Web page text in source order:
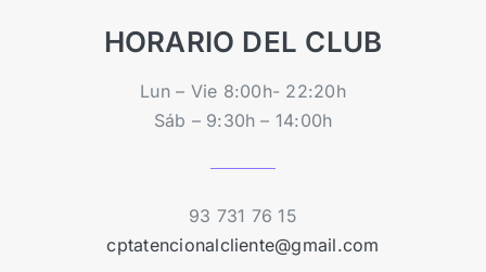
HORARIO DEL CLUB
Lun – Vie 8:00h- 22:20h
Sáb – 9:30h – 14:00h
93 731 76 15
cptatencionalcliente@gmail.com